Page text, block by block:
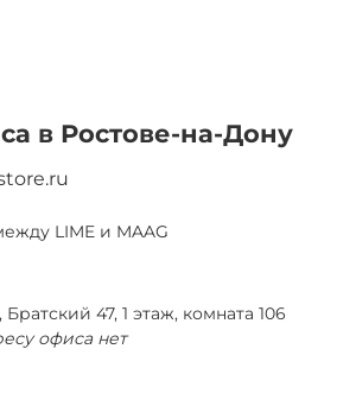
Наши адреса в Ростове-на-Дону
LIME и MAAG
47, 1 этаж, комната 106
офиса нет